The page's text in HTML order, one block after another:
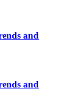
and
and